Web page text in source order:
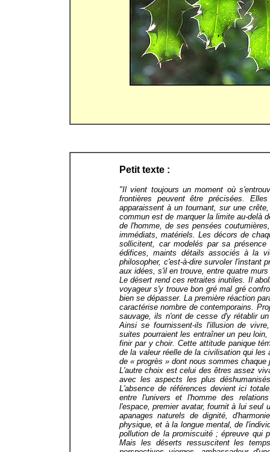
Petit texte :
"Il vient toujours un moment où
frontières peuvent être précisées.
apparaissent à un tournant, sur une
commun est de marquer la limite au-delà
de l'homme, de ses pensées
immédiats, matériels. Les décors de
sollicitent, car modelés par sa
édifices, maints détails associés à la
philosopher, c'est-à-dire survoler l'instant
aux idées, s'il en trouve, entre quatre
Le désert rend ces retraites inutiles. Il
voyageur s'y trouve bon gré mal gré
bien se dépasser. La première réaction
caractérise nombre de contemporains.
sauvage, ils n'ont de cesse d'y rétablir
Ainsi se fournissent-ils l'illusion de
suites pourraient les entraîner un peu
finir par y choir. Cette attitude panique
de la valeur réelle de la civilisation qui
de « progrès » dont nous sommes chaque
L'autre choix est celui des êtres assez
avec les aspects les plus
L'absence de références devient ici
entre l'univers et l'homme des
l'espace, premier avatar, fournit à lui seul
apanages naturels de dignité,
physique, et à la longue mental, de
pollution de la promiscuité ; épreuve qui
Mais les déserts ressuscitent les